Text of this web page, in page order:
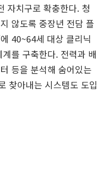
자치구로 확충한다. 청
않도록 중장년 전담 플
40~64세 대상 클리닉
를 구축한다. 전력과 배
등을 분석해 숨어있는
찾아내는 시스템도 도입